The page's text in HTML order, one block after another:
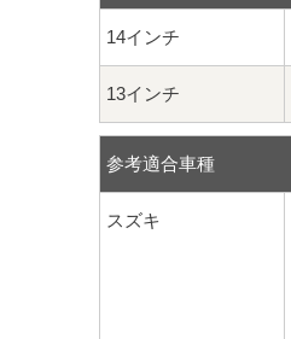
14インチ
13インチ
参考適合車種
スズキ